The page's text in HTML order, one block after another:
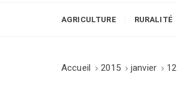
AGRICULTURE RURALITÉ
Accueil 2015 janvier 12